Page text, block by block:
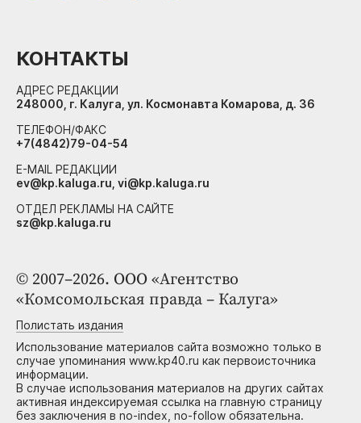
© 2007–2026. ООО «Агентство
«Комсомольская правда – Калуга»
Полистать издания
Использование материалов сайта возможно только в
случае упоминания www.kp40.ru как первоисточника
информации.
В случае использования материалов на других сайтах
активная индексируемая ссылка на главную страницу
без заключения в no-index, no-follow обязательна.
КОНТАКТЫ
АДРЕС РЕДАКЦИИ
248000, г. Калуга, ул. Космонавта Комарова, д. 36
ТЕЛЕФОН/ФАКС
+7(4842)79-04-54
E-MAIL РЕДАКЦИИ
ev@kp.kaluga.ru, vi@kp.kaluga.ru
ОТДЕЛ РЕКЛАМЫ НА САЙТЕ
sz@kp.kaluga.ru